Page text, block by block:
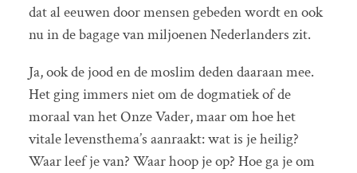
dat al eeuwen door mensen gebeden wordt en ook
nu in de bagage van miljoenen Nederlanders zit.
Ja, ook de jood en de moslim deden daaraan mee.
Het ging immers niet om de dogmatiek of de
moraal van het Onze Vader, maar om hoe het
vitale levensthema’s aanraakt: wat is je heilig?
Waar leef je van? Waar hoop je op? Hoe ga je om